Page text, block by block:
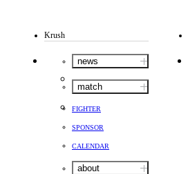
Krush
news
match
FIGHTER
SPONSOR
CALENDAR
about